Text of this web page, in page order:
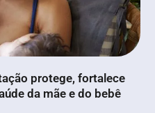
protege, fortalece
da mãe e do bebê